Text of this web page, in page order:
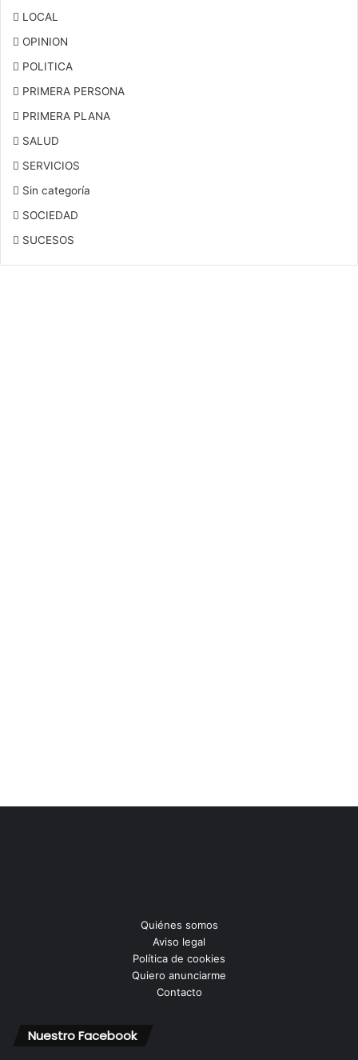
LOCAL
OPINION
POLITICA
PRIMERA PERSONA
PRIMERA PLANA
SALUD
SERVICIOS
Sin categoría
SOCIEDAD
SUCESOS
Quiénes somos
Aviso legal
Política de cookies
Quiero anunciarme
Contacto
Nuestro Facebook